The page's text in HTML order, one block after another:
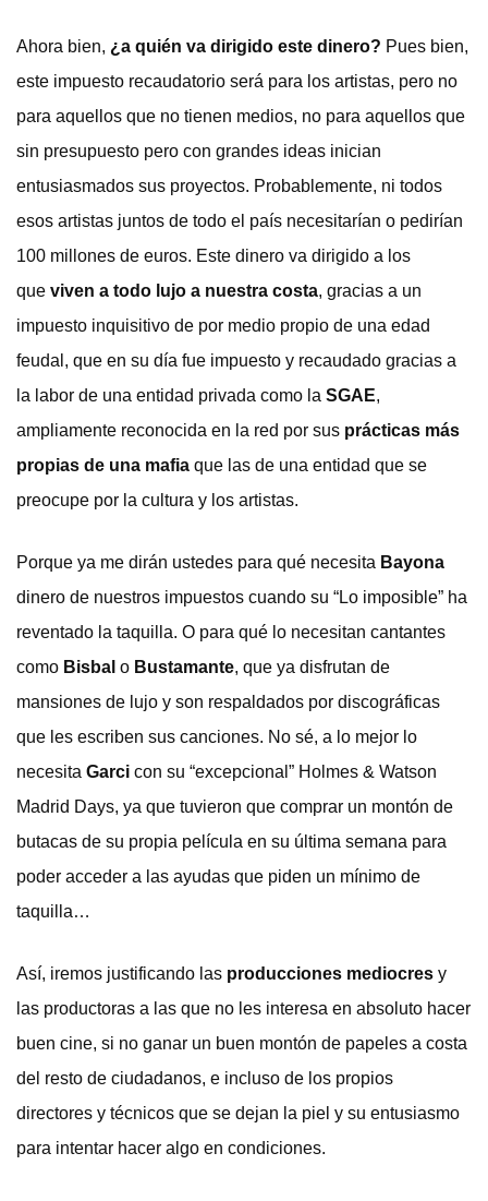
Ahora bien, ¿a quién va dirigido este dinero? Pues bien,
este impuesto recaudatorio será para los artistas, pero no
para aquellos que no tienen medios, no para aquellos que
sin presupuesto pero con grandes ideas inician
entusiasmados sus proyectos. Probablemente, ni todos
esos artistas juntos de todo el país necesitarían o pedirían
100 millones de euros. Este dinero va dirigido a los
que viven a todo lujo a nuestra costa, gracias a un
impuesto inquisitivo de por medio propio de una edad
feudal, que en su día fue impuesto y recaudado gracias a
la labor de una entidad privada como la SGAE,
ampliamente reconocida en la red por sus prácticas más
propias de una mafia que las de una entidad que se
preocupe por la cultura y los artistas.
Porque ya me dirán ustedes para qué necesita Bayona
dinero de nuestros impuestos cuando su “Lo imposible” ha
reventado la taquilla. O para qué lo necesitan cantantes
como Bisbal o Bustamante, que ya disfrutan de
mansiones de lujo y son respaldados por discográficas
que les escriben sus canciones. No sé, a lo mejor lo
necesita Garci con su “excepcional” Holmes & Watson
Madrid Days, ya que tuvieron que comprar un montón de
butacas de su propia película en su última semana para
poder acceder a las ayudas que piden un mínimo de
taquilla…
Así, iremos justificando las producciones mediocres y
las productoras a las que no les interesa en absoluto hacer
buen cine, si no ganar un buen montón de papeles a costa
del resto de ciudadanos, e incluso de los propios
directores y técnicos que se dejan la piel y su entusiasmo
para intentar hacer algo en condiciones.